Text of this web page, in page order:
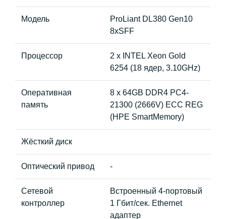
Модель
ProLiant DL380 Gen10
8xSFF
Процессор
2 x INTEL Xeon Gold
6254 (18 ядер, 3.10GHz)
Оперативная
память
8 x 64GB DDR4 PC4-
21300 (2666V) ECC REG
(HPE SmartMemory)
Жёсткий диск
Оптический привод -
Сетевой
контроллер
Встроенный 4-портовый
1 Гбит/сек. Ethernet
адаптер